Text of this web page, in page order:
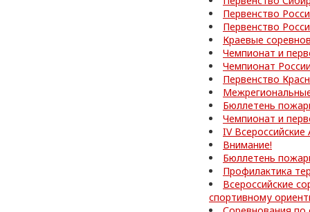
Первенство
Первенство
Краевые
Чемпионат и
Чемпионат
Первенство
Бюллетень
Чемпионат и
IV Всероссийские
Внимание!
Бюллетень
Профилактика
Всероссийские
спортивному